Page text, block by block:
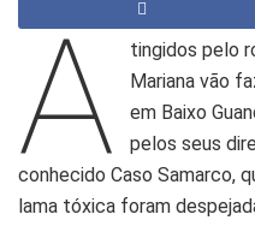
A
tingidos pelo
Mariana vão
em Baixo
pelos seus
conhecido Caso Samarco,
lama tóxica foram